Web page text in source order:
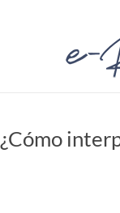
¿Cómo